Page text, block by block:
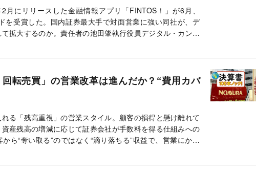
にリリースした金融情報アプリ「FINTOS！」が6月、
を受賞した。国内証券最大手で対面営業に強い同社が、デ
拡大するのか。責任者の池田肇執行役員デジタル・カンパ
転売買」の営業改革は進んだか？“費用カバ
る「残高重視」の営業スタイル。顧客の損得と懸け離れて
資産残高の増減に応じて証券会社が手数料を得る仕組みへの
ら“奪い取る”のではなく“滴り落ちる”収益で、営業にかか
。業界最大手の野村ホールディングスと、2番手の大和証